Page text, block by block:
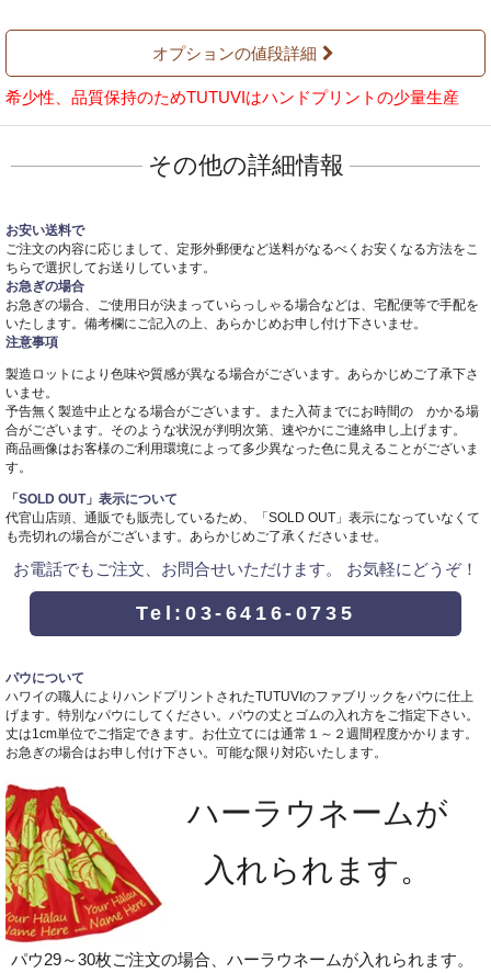
オプションの値段詳細
希少性、品質保持のためTUTUVIはハンドプリントの少量生産
その他の詳細情報
お安い送料で
ご注文の内容に応じまして、定形外郵便など送料がなるべくお安くなる方法をこ
ちらで選択してお送りしています。
お急ぎの場合
お急ぎの場合、ご使用日が決まっていらっしゃる場合などは、宅配便等で手配を
いたします。備考欄にご記入の上、あらかじめお申し付け下さいませ。
注意事項
製造ロットにより色味や質感が異なる場合がございます。あらかじめご了承下さ
いませ。
予告無く製造中止となる場合がございます。また入荷までにお時間の かかる場
合がございます。そのような状況が判明次第、速やかにご連絡申し上げます。
商品画像はお客様のご利用環境によって多少異なった色に見えることがございま
す。
「SOLD OUT」表示について
代官山店頭、通販でも販売しているため、「SOLD OUT」表示になっていなくて
も売切れの場合がございます。あらかじめご了承くださいませ。
お電話でもご注文、お問合せいただけます。 お気軽にどうぞ！
Tel:03-6416-0735
パウについて
ハワイの職人によりハンドプリントされたTUTUVIのファブリックをパウに仕上
げます。特別なパウにしてください。パウの丈とゴムの入れ方をご指定下さい。
丈は1cm単位でご指定できます。お仕立てには通常１～２週間程度かかります。
お急ぎの場合はお申し付け下さい。可能な限り対応いたします。
ハーラウネームが
入れられます。
パウ29～30枚ご注文の場合、ハーラウネームが入れられます。